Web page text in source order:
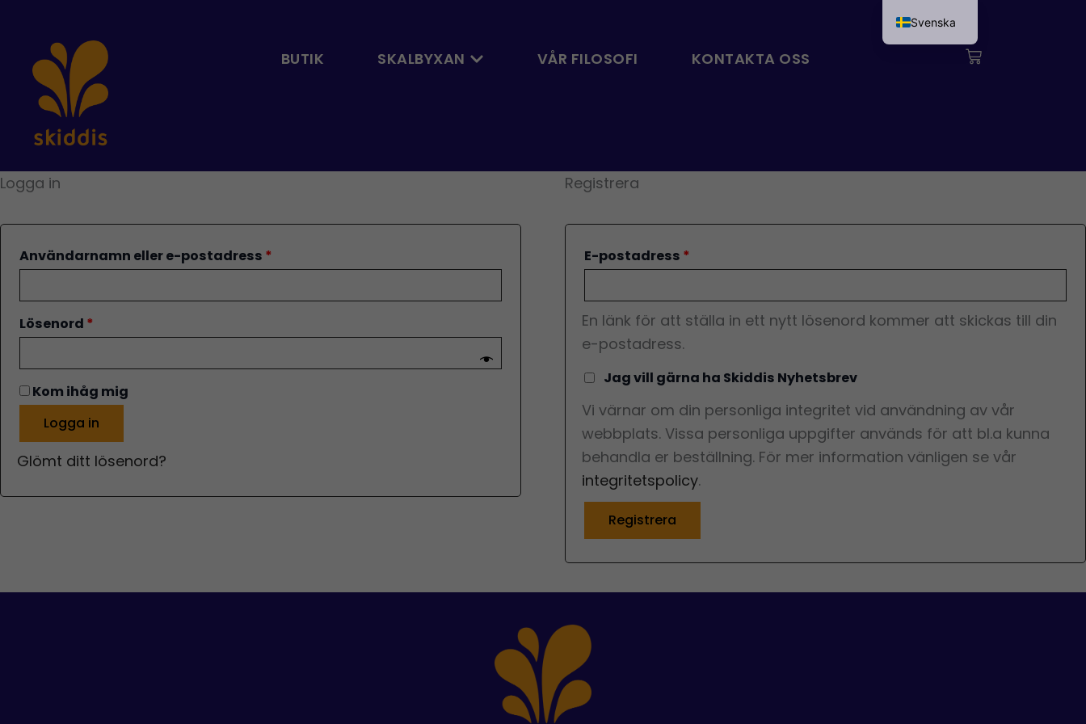
innehåll
BUTIK SKALBYXAN Öppna SkalbyxanVÅR FILOSOFI KONTAKTA OSS Vagn
Logga in
Användarnamn eller e-postadress *
Lösenord *
Kom ihåg mig
Logga in
Glömt ditt lösenord?
Registrera
E-postadress *
En länk för att ställa in ett nytt lösenord kommer att skickas till din
e-postadress.
Jag vill gärna ha Skiddis Nyhetsbrev
Vi värnar om din personliga integritet vid användning av vår
webbplats. Vissa personliga uppgifter används för att bl.a kunna
behandla er beställning. För mer information vänligen se vår
integritetspolicy.
Registrera
Svenska
Français